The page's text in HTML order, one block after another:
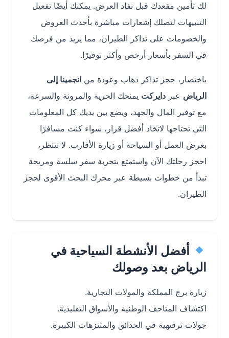
لك تأمين مقعدك قبل نفاد العرض. يمكنك أيضًا تفعيل
التنبيهات لتصلك إشعارات مباشرة بأحدث العروض
والخصومات على تذاكر الطيران، مما يزيد من فرصك
في السفر بأسعار أرخص وأكثر توفيرًا.
باختصار، حجز تذاكر ذهاب وعودة منانجمينا إلى
الرياضعبر دايركتيمنحك الحرية والمرونة والسرعة،
مع توفير المال والجهد، ويضع بين يديك كل المعلومات
التي تحتاجها لاتخاذ أفضل قرار، سواء كنت مسافرًا
بغرض العمل أو السياحة أو زيارة الأقارب. لا تنتظر،
احجز رحلتك الآن واستمتع بتجربة سفر سلسة ومريحة
تبدأ من خطوات بسيطة عبر محرك البحث الأقوى لحجز
الطيران.
أفضل الأنشطة السياحية في
الرياض بعد وصولك
زيارة برج المملكة والمولات التجارية.
اكتشاف المتاحف الوطنية والأسواق التقليدية.
جولات ترفيهية في الحدائق والمتنزهات الكبيرة.